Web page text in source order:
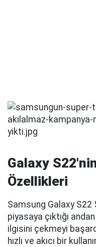
Galaxy
Özellikleri
Samsung Galaxy S22
piyasaya çıktığı
ilgisini çekmeyi
hızlı ve akıcı bir